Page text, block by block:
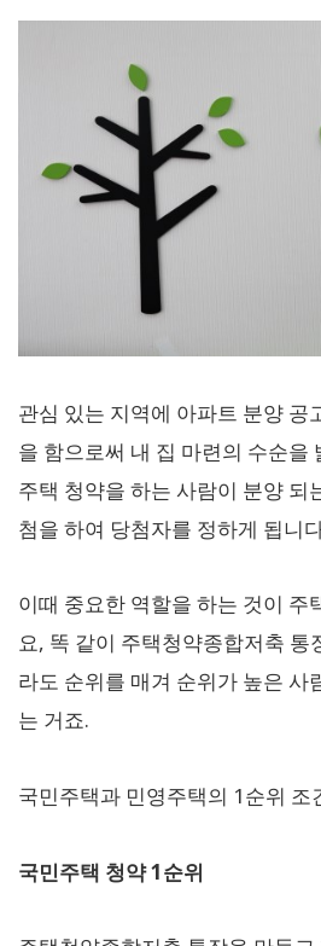
관심 있는 지역에 아파트 분양 공
을 함으로써 내 집 마련의 수순을
주택 청약을 하는 사람이 분양 되
첨을 하여 당첨자를 정하게 됩니
이때 중요한 역할을 하는 것이 주
요, 똑 같이 주택청약종합저축 통
라도 순위를 매겨 순위가 높은 사
는 거죠.
국민주택과 민영주택의 1순위 조
국민주택 청약 1순위